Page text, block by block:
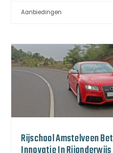
Aanbiedingen
Rijschool Amstelveen